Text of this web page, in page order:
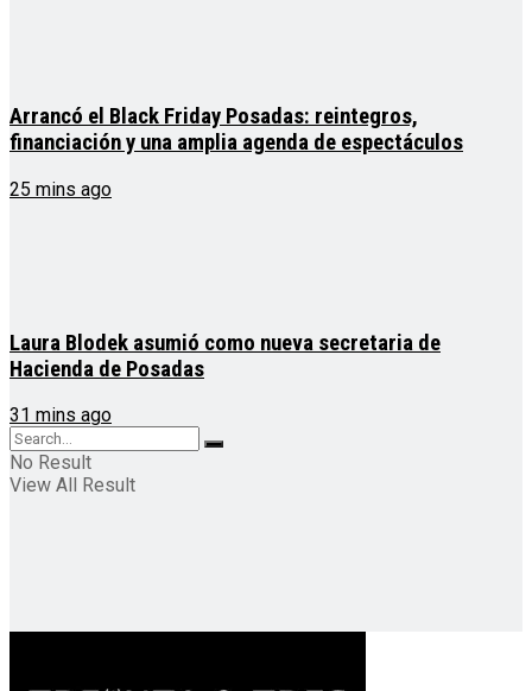
Arrancó el Black Friday Posadas: reintegros,
financiación y una amplia agenda de espectáculos
25 mins ago
Laura Blodek asumió como nueva secretaria de
Hacienda de Posadas
31 mins ago
No Result
View All Result